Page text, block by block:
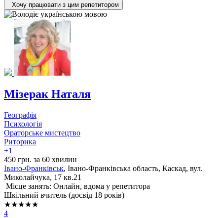
Хочу працювати з цим репетитором
Мізерак Наталя
Географія
Психологія
Ораторське мистецтво
Риторика
+1
450 грн. за 60 хвилин
Івано-Франківськ, Івано-Франківська область, Каскад, вул.
Миколайчука, 17 кв.21
Місце занять: Онлайн, вдома у репетитора
Шкільний вчитель (досвід 18 років)
★★★★★
4